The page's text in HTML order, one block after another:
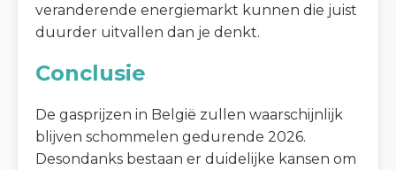
veranderende energiemarkt kunnen die juist
duurder uitvallen dan je denkt.
Conclusie
De gasprijzen in België zullen waarschijnlijk
blijven schommelen gedurende 2026.
Desondanks bestaan er duidelijke kansen om